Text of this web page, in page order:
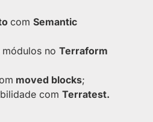
com Semantic
no Terraform
moved blocks;
com Terratest.